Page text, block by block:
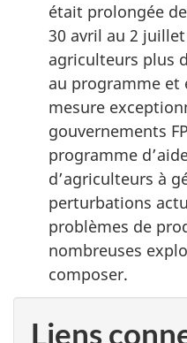
était prolongée
30 avril au 2
agriculteurs plus
au programme
mesure
gouvernements
programme
d’agriculteurs à
perturbations
problèmes de
nombreuses
composer.
Liens